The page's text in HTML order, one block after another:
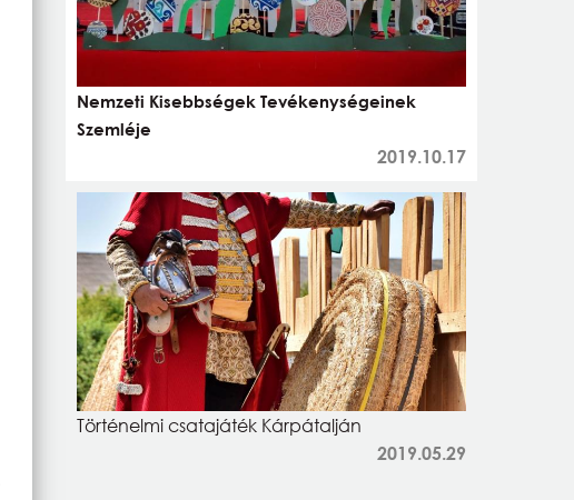
Nemzeti Kisebbségek Tevékenységeinek
Szemléje
2019.10.17
Történelmi csatajáték Kárpátalján
2019.05.29